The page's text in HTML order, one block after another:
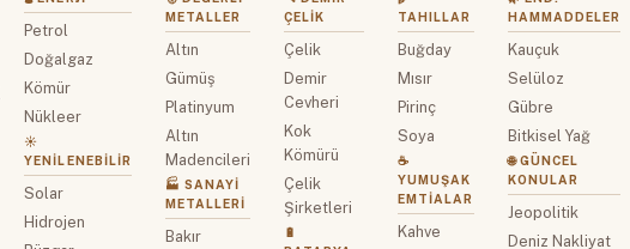
Petrol
Doğalgaz
Kömür
Nükleer
☀️
YENILENEBILIR
Solar
Hidrojen
METALLER
Altın
Gümüş
Platinyum
Altın
Madencileri
🏭 SANAYI
METALLERI
Bakır
ÇELIK
Çelik
Demir
Cevheri
Kok
Kömürü
Çelik
Şirketleri
🔋
TAHILLAR
Buğday
Mısır
Pirinç
Soya
☕
YUMUŞAK
EMTIALAR
Kahve
HAMMADDELER
Kauçuk
Selüloz
Gübre
Bitkisel Yağ
🌐 GÜNCEL
KONULAR
Jeopolitik
Deniz Nakliyat